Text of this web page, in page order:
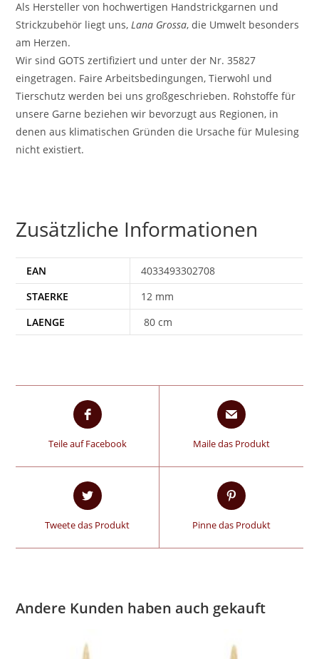
Als Hersteller von hochwertigen Handstrickgarnen und
Strickzubehör liegt uns,Lana Grossa, die Umwelt besonders
am Herzen.
Wir sind GOTS zertifiziert und unter der Nr. 35827
eingetragen. Faire Arbeitsbedingungen, Tierwohl und
Tierschutz werden bei uns großgeschrieben. Rohstoffe für
unsere Garne beziehen wir bevorzugt aus Regionen, in
denen aus klimatischen Gründen die Ursache für Mulesing
nicht existiert.
Zusätzliche Informationen
EAN
4033493302708
STAERKE
12 mm
LAENGE
80 cm
Teile auf Facebook Maile das Produkt
Tweete das Produkt Pinne das Produkt
Andere Kunden haben auch gekauft